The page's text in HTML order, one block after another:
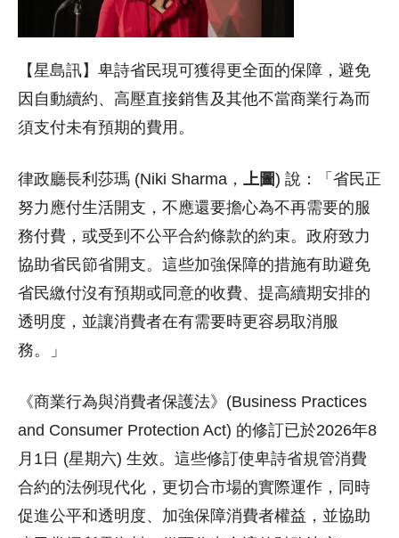
【星島訊】卑詩省民現可獲得更全面的保障，避免
因自動續約、高壓直接銷售及其他不當商業行為而
須支付未有預期的費用。
律政廳長利莎瑪 (Niki Sharma， 上圖) 說：「省民正
努力應付生活開支，不應還要擔心為不再需要的服
務付費，或受到不公平合約條款的約束。政府致力
協助省民節省開支。這些加強保障的措施有助避免
省民繳付沒有預期或同意的收費、提高續期安排的
透明度，並讓消費者在有需要時更容易取消服
務。」
《商業行為與消費者保護法》(Business Practices
and Consumer Protection Act) 的修訂已於2026年8
月1日 (星期六) 生效。這些修訂使卑詩省規管消費
合約的法例現代化，更切合市場的實際運作，同時
促進公平和透明度、加強保障消費者權益，並協助